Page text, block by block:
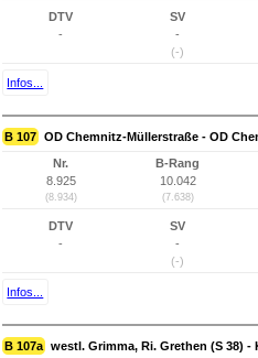
DTV
-
SV
-
(-)
Infos...
B 107 OD Chemnitz-Müllerstraße - OD
Nr.
8.925
(8.934)
B-Rang
10.042
(7.638)
DTV
-
SV
-
(-)
Infos...
B 107a westl. Grimma, Ri. Grethen (S 38) -